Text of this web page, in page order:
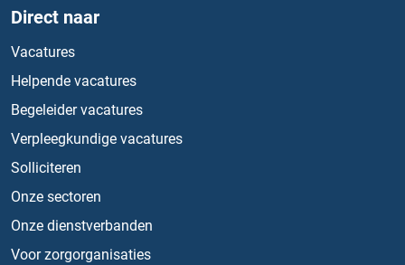
Direct naar
Vacatures
Helpende vacatures
Begeleider vacatures
Verpleegkundige vacatures
Solliciteren
Onze sectoren
Onze dienstverbanden
Voor zorgorganisaties